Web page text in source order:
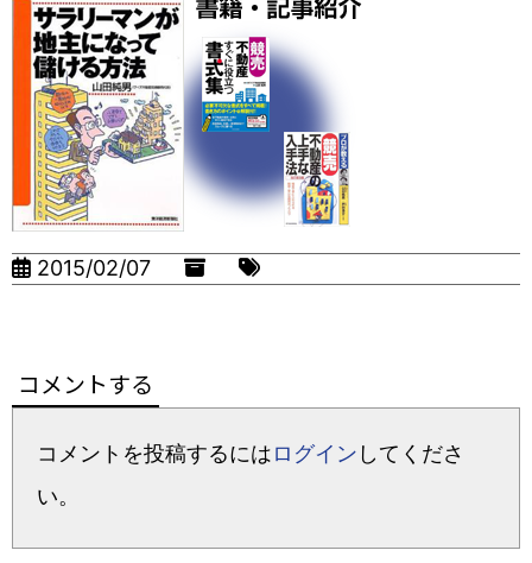
2015/02/07
コメントする
コメントを投稿するにはログイン してくださ
い。